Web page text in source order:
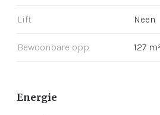
Lift Neen
Bewoonbare opp. 127
Energie